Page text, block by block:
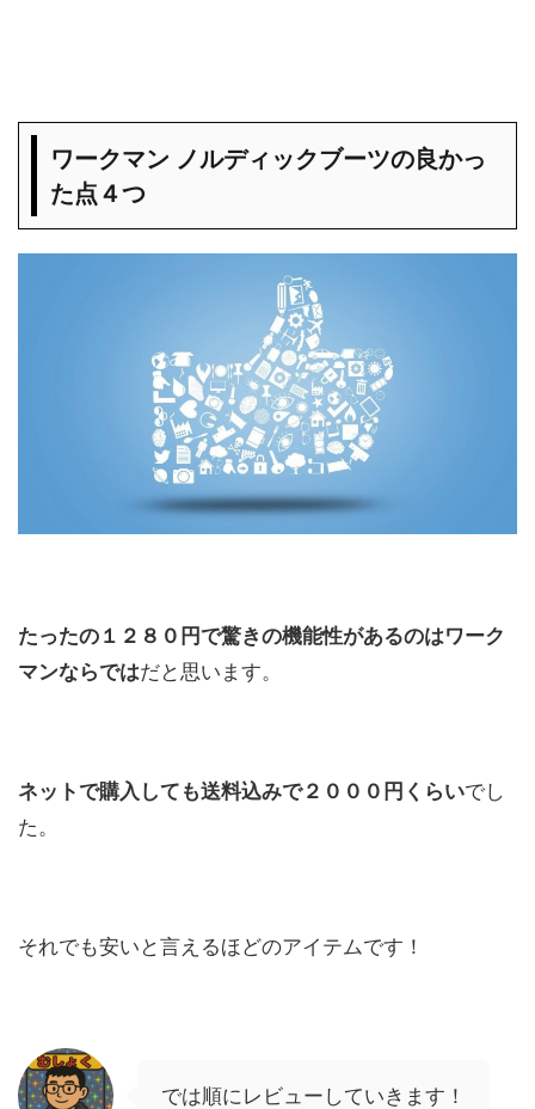
ワークマン ノルディックブーツの良かっ
た点４つ
たったの１２８０円で驚きの機能性があるのはワーク
マンならではだと思います。
ネットで購入しても送料込みで２０００円くらいでし
た。
それでも安いと言えるほどのアイテムです！
では順にレビューしていきます！